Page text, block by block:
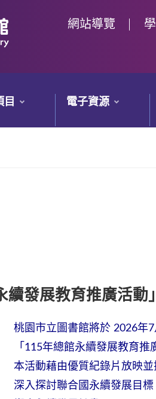
網站導覽
目 電子資源
續發展教育推廣活動
桃園市立圖書館將於 2026年
「115年總館永續發展教育推
本活動藉由優質紀錄片放映
深入探討聯合國永續發展目